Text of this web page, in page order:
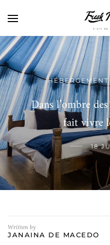
HÉBERGEMENT
Dans l’ombre
fait vivre
18
Written by
JANAINA DE MACEDO